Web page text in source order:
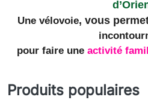
Une vélovoie, vous
pour faire une activité
Produits populaires